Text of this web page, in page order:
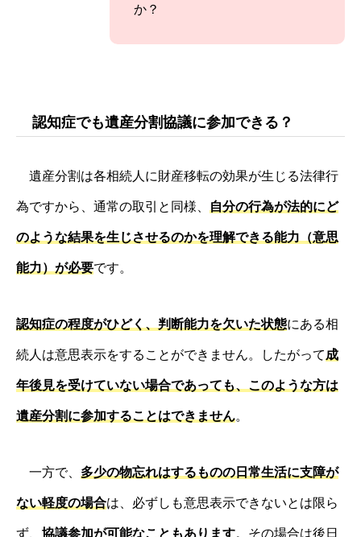
か？
認知症でも遺産分割協議に参加できる？
遺産分割は各相続人に財産移転の効果が生じる法律行
為ですから、通常の取引と同様、 自分の行為が法的にど
のような結果を生じさせるのかを理解できる能力（意思
能力）が必要です。
認知症の程度がひどく、判断能力を欠いた状態にある相
続人は意思表示をすることができません。したがって成
年後見を受けていない場合であっても、このような方は
遺産分割に参加することはできません。
一方で、 多少の物忘れはするものの日常生活に支障が
ない軽度の場合は、必ずしも意思表示できないとは限ら
ず、 協議参加が可能なこともあります。その場合は後日